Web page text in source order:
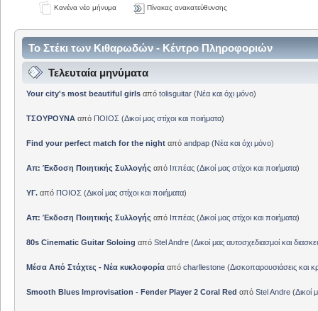
Κανένα νέο μήνυμα Πίνακας ανακατεύθυνσης
Το Στέκι των Κιθαρωδών - Κέντρο Πληροφοριών
Τελευταία μηνύματα
Your city's most beautiful girlsαπό tolisguitar(Νέα και όχι μόνο)
ΤΣΟΥΡΟΥΝΑαπό ΠΟΙΟΣ (Δικοί μας στίχοι και ποιήματα)
Find your perfect match for the nightαπό andpap(Νέα και όχι μόνο)
Απ: Έκδοση Ποιητικής Συλλογής από Ιππέας(Δικοί μας στίχοι και ποιήματα)
ΥΓ.από ΠΟΙΟΣ (Δικοί μας στίχοι και ποιήματα)
Απ: Έκδοση Ποιητικής Συλλογής από Ιππέας(Δικοί μας στίχοι και ποιήματα)
80s Cinematic Guitar Soloing από Stel Andre(Δικοί μας αυτοσχεδιασμοί και
Μέσα Από Στάχτες - Νέα κυκλοφορίααπό charllestone(Δισκοπαρουσιάσεις και
Smooth Blues Improvisation - Fender Player 2 Coral Red από Stel Andre(Δικοί